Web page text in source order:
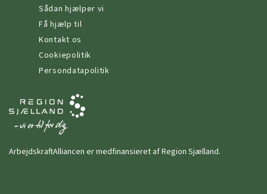
Sådan hjælper vi
Få hjælp til
Kontakt os
Cookiepolitik
Persondatapolitik
ArbejdskraftAlliancen er medfinansieret af Region Sjælland.